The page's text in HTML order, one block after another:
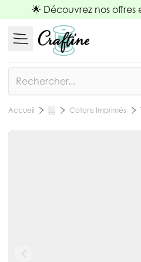
Allez au contenu
🌟 Découvrez nos offres
Accueil … Cotons Imprimés